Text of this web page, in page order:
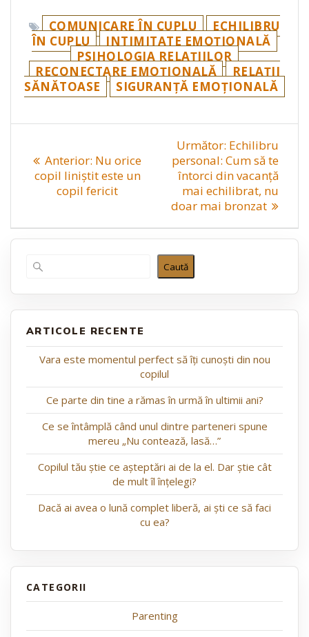
COMUNICARE ÎN CUPLU
ECHILIBRU
ÎN CUPLU
INTIMITATE EMOȚIONALĂ
PSIHOLOGIA RELAȚIILOR
RECONECTARE EMOȚIONALĂ
RELAȚII
SĂNĂTOASE
SIGURANȚĂ EMOȚIONALĂ
în
articole
Anterior: Articolul
anterior:
Nu orice
copil liniștit este un
copil fericit
Următor: Articolul
următor:
Echilibru
personal: Cum să te
întorci din vacanță
mai echilibrat, nu
doar mai bronzat
Caută
ARTICOLE RECENTE
Vara este momentul perfect să îți cunoști din nou
copilul
Ce parte din tine a rămas în urmă în ultimii ani?
Ce se întâmplă când unul dintre parteneri spune
mereu „Nu contează, lasă…”
Copilul tău știe ce așteptări ai de la el. Dar știe cât
de mult îl înțelegi?
Dacă ai avea o lună complet liberă, ai ști ce să faci
cu ea?
Parenting